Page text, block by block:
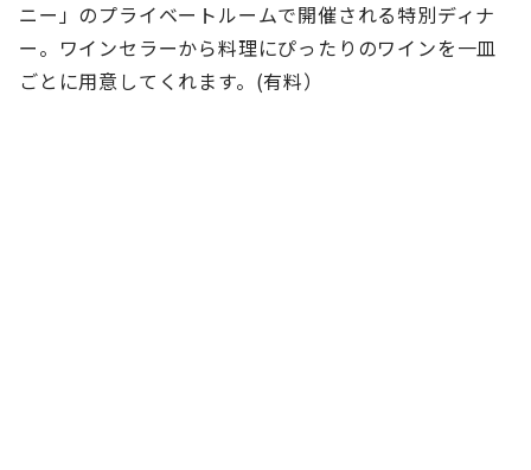
ニー」のプライベートルームで開催される特別ディナ
ー。ワインセラーから料理にぴったりのワインを一皿
ごとに用意してくれます。(有料）